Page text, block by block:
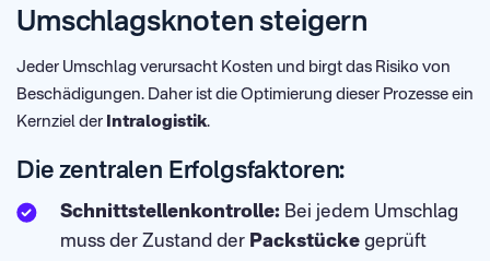
Umschlagsknoten steigern
Jeder Umschlag verursacht Kosten und birgt das Risiko von
Beschädigungen. Daher ist die Optimierung dieser Prozesse ein
Kernziel der Intralogistik.
Die zentralen Erfolgsfaktoren:
Schnittstellenkontrolle: Bei jedem Umschlag
muss der Zustand der Packstücke geprüft